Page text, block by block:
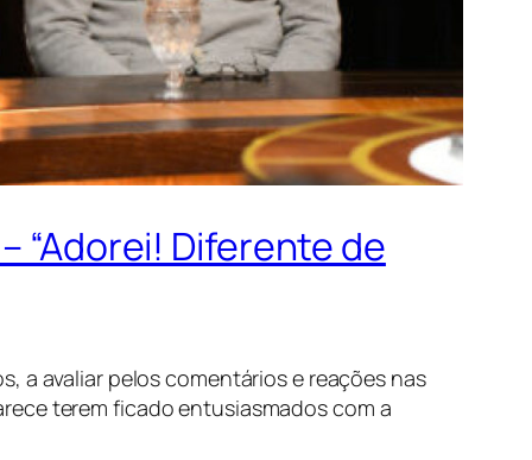
“Adorei! Diferente de
a avaliar pelos comentários e reações nas
terem ficado entusiasmados com a